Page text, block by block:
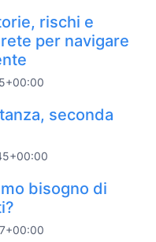
rischi e
per navigare
seconda
bisogno di